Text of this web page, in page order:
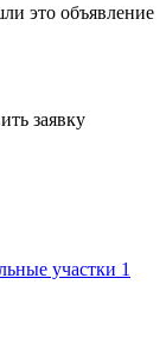
это объявление
заявку
1